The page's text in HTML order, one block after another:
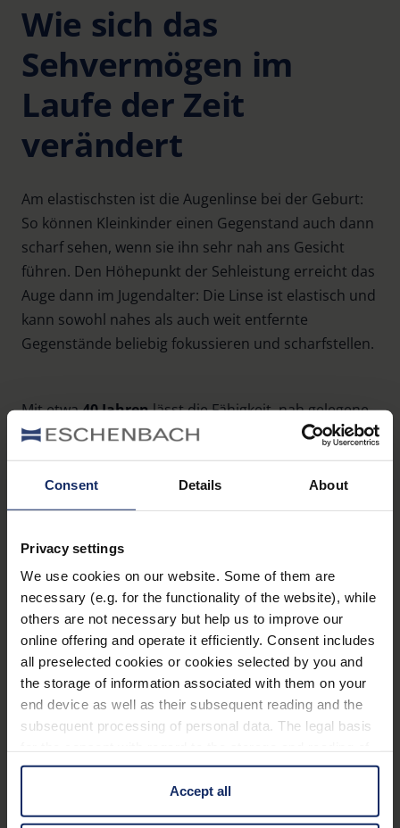
Consent Details About
Privacy settings
We use cookies on our website. Some of them are
necessary (e.g. for the functionality of the website), while
others are not necessary but help us to improve our
online offering and operate it efficiently. Consent includes
all preselected cookies or cookies selected by you and
the storage of information associated with them on your
end device as well as their subsequent reading and the
subsequent processing of personal data. The legal basis
information is Art. 25 para. 1 TDDDG and with regard to
the processing of personal data Art. 6 para. 1 lit. a
GDPR. We also use cookies from third-party providers.
Accept all
Wie sich das
Sehvermögen im
Laufe der Zeit
verändert
Am elastischsten ist die Augenlinse bei der Geburt:
So können Kleinkinder einen Gegenstand auch dann
scharf sehen, wenn sie ihn sehr nah ans Gesicht
führen. Den Höhepunkt der Sehleistung erreicht das
Auge dann im Jugendalter: Die Linse ist elastisch und
kann sowohl nahes als auch weit entfernte
Gegenstände beliebig fokussieren und scharfstellen.
Mit etwa40 Jahrenlässt die Fähigkeit, nah gelegene
Objekte scharf zu stellen, nach. Diese
Veränderungen schreiten im weiteren Lebensverlauf
fort, wobei die Sehschärfe bis zum Alter von75
Jahren auf etwa 50 %und mit zunehmenden Alter
kann. Liegt zusätzlich eine Augenerkrankung vor, wie
zum Beispiel die altersbedingte
MakuladegenerationoderGrauer Star, kann dies
zusätzlich die Sehkraft mindern.
Was kann man gegen
Alterssichtigkeit tun?
Haben Sie den Eindruck, von Alterssichtigkeit